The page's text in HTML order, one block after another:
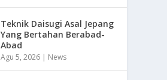
Teknik Daisugi Asal Jepang
Yang Bertahan Berabad-
Abad
Agu 5, 2026 | News